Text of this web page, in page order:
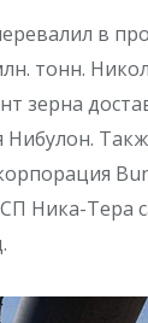
в
тонн.
зерна
Нибулон.
Ника-Тера